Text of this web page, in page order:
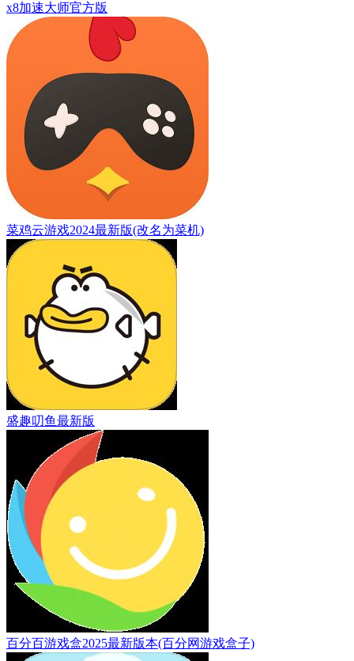
x8加速大师官方版
菜鸡云游戏2024最新版(改名为菜机)
盛趣叨鱼最新版
百分百游戏盒2025最新版本(百分网游戏盒子)